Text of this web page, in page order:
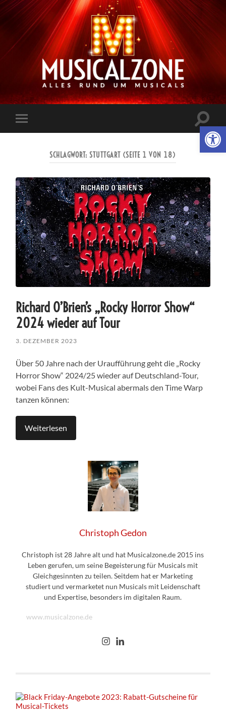
Musicalzone.de
Mobile-
Menü
ein-/
SCHLAGWORT: STUTTGART (SEITE 1 VON 18)
Richard O’Brien’s „Rocky Horror Show“
2024 wieder auf Tour
3. DEZEMBER 2023
Über 50 Jahre nach der Uraufführung geht die „Rocky
Horror Show“ 2024/25 wieder auf Deutschland-Tour,
wobei Fans des Kult-Musical abermals den Time Warp
tanzen können:
Weiterlesen
Christoph Gedon
Christoph ist 28 Jahre alt und hat Musicalzone.de 2015 ins
Leben gerufen, um seine Begeisterung für Musicals mit
Gleichgesinnten zu teilen. Seitdem hat er Marketing
studiert und vermarketet nun Musicals mit Leidenschaft
und Expertise, besonders im digitalen Raum.
www.musicalzone.de